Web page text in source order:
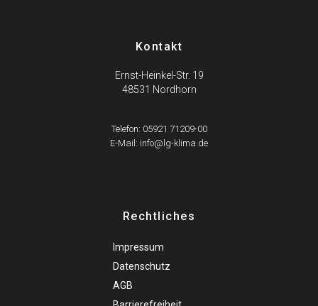
Kontakt
Ernst-Heinkel-Str. 19
48531 Nordhorn
Telefon: 05921 71209-00
E-Mail: info@lg-klima.de
Rechtliches
Impressum
Datenschutz
AGB